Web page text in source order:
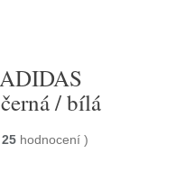
/ bílá
25 hodnocení )